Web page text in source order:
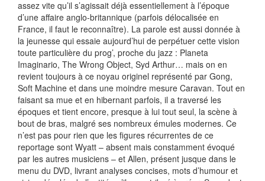
assez vite qu’il s’agissait déjà essentiellement à l’époque
d’une affaire anglo-britannique (parfois délocalisée en
France, il faut le reconnaître). La parole est aussi donnée à
la jeunesse qui essaie aujourd’hui de perpétuer cette vision
toute particulière du prog’, proche du jazz : Planeta
Imaginario, The Wrong Object, Syd Arthur… mais on en
revient toujours à ce noyau originel représenté par Gong,
Soft Machine et dans une moindre mesure Caravan. Tout en
faisant sa mue et en hibernant parfois, il a traversé les
époques et tient encore, presque à lui tout seul, la scène à
bout de bras, malgré ses nombreux émules modernes. Ce
n’est pas pour rien que les figures récurrentes de ce
reportage sont Wyatt – absent mais constamment évoqué
par les autres musiciens – et Allen, présent jusque dans le
menu du DVD, livrant analyses concises, mots d’humour et